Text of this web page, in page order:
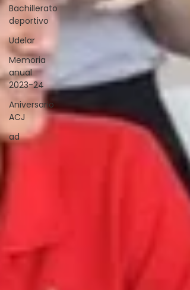
Bachillerato
deportivo
Udelar
Memoria
anual
2023-24
Aniversario
ACJ
ad